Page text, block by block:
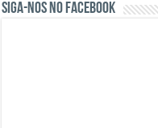
Siga-nos no Facebook